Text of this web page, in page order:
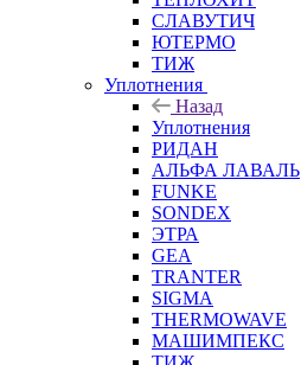
СЛАВУТИЧ
ЮТЕРМО
ТИЖ
Уплотнения
Назад
Уплотнения
РИДАН
АЛЬФА ЛАВАЛЬ
FUNKE
SONDEX
ЭТРА
GEA
TRANTER
SIGMA
THERMOWAVE
МАШИМПЕКС